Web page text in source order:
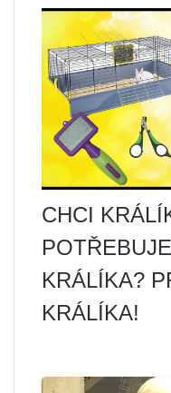
CHCI
KRÁLÍKA?
KRÁLÍKA!